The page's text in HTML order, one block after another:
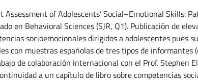
of Adolescents’ Social–Emotional Skills:
en Behavioral Sciences (SJR, Q1). Publicación de
socioemocionales dirigidos a adolescentes pues
con muestras españolas de tres tipos de informantes
de colaboración internacional con el Prof. Stephen
a un capítulo de libro sobre competencias